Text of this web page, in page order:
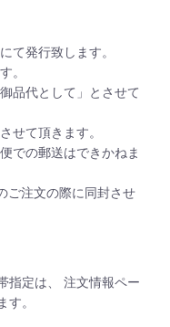
て発行致します。
。
品代として」とさせて
せて頂きます。
での郵送はできかねま
ご注文の際に同封させ
指定は、 注文情報ペー
す。